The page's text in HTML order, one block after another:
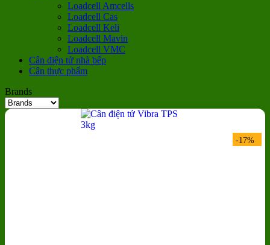
Loadcell Amcells
Loadcell Cas
Loadcell Keli
Loadcell Mavin
Loadcell VMC
Cân điện tử nhà bếp
Cân thực phẩm
Brands
-17%